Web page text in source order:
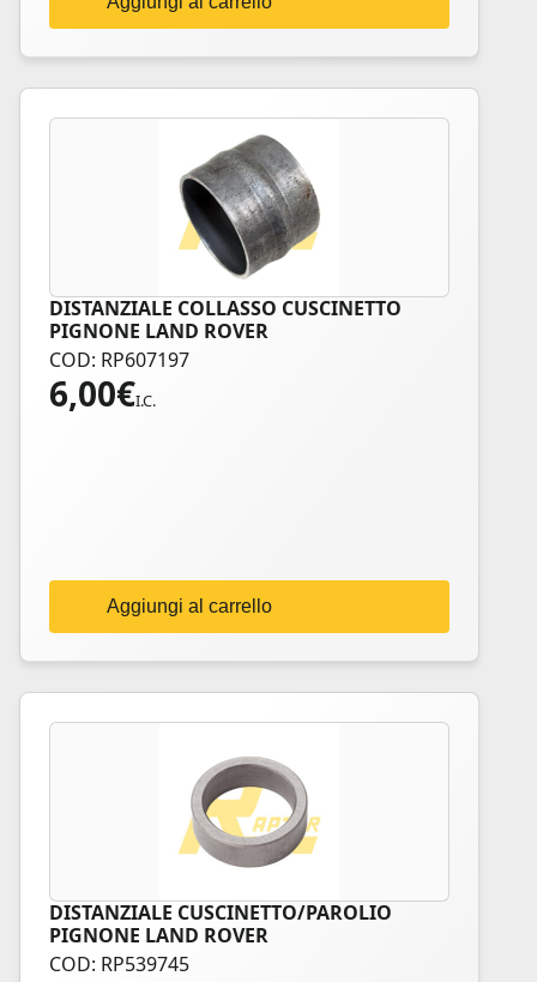
DISTANZIALE COLLASSO CUSCINETTO
PIGNONE LAND ROVER
COD: RP607197
6,00€I.C.
Aggiungi al carrello
DISTANZIALE CUSCINETTO/PAROLIO
PIGNONE LAND ROVER
COD: RP539745